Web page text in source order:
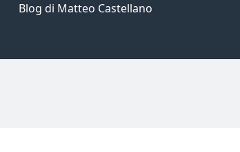
Blog di Matteo Castellano